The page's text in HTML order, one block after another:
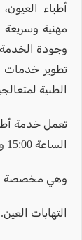
أطباء
مهنية وسريعة
وجودة
تطوير خدمات
الطبية
تعمل خدمة
الساعة 15:00 و21:00.
وهي مخصصة
التهابات العين.